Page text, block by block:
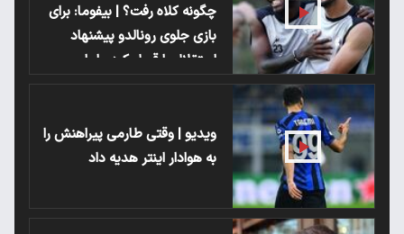
چگونه کلاه رفت؟ | بیفوما: برای
بازی جلوی رونالدو پیشنهاد
استقلال را قبول کردم اما ..
ویدیو | وقتی طارمی پیراهنش را
به هوادار اینتر هدیه داد